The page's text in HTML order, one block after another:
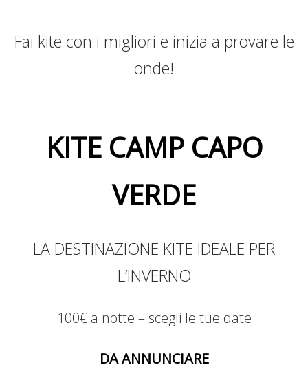
Fai kite con i migliori e inizia a provare le
onde!
KITE CAMP CAPO
VERDE
LA DESTINAZIONE KITE IDEALE PER
L’INVERNO
100€ a notte – scegli le tue date
DA ANNUNCIARE